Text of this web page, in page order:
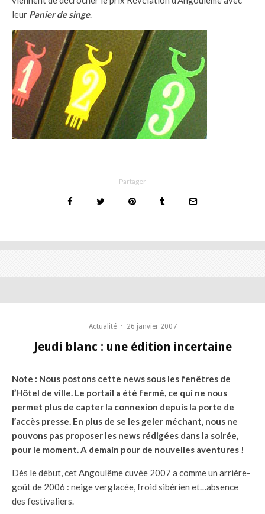
leur Panier de singe.
Partager
Actualité · 26 janvier 2007
Jeudi blanc : une édition incertaine
Note : Nous postons cette news sous les fenêtres de
l’Hôtel de ville. Le portail a été fermé, ce qui ne nous
permet plus de capter la connexion depuis la porte de
l’accès presse. En plus de se les geler méchant, nous ne
pouvons pas proposer les news rédigées dans la soirée,
pour le moment. A demain pour de nouvelles aventures !
Dès le début, cet Angoulême cuvée 2007 a comme un arrière-
goût de 2006 : neige verglacée, froid sibérien et…absence
des festivaliers.